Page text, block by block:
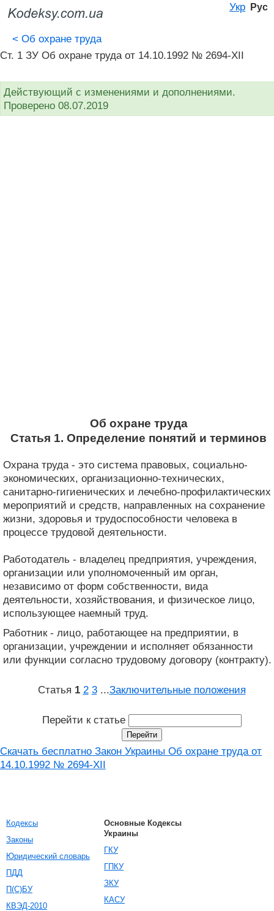
Укр Рус
< Об охране труда
Ст. 1 ЗУ Об охране труда от 14.10.1992 № 2694-XII
Действующий с изменениями и дополнениями.
Проверено 08.07.2019
Об охране труда
Статья 1. Определение понятий и терминов
Охрана труда - это система правовых, социально-
экономических, организационно-технических,
санитарно-гигиенических и лечебно-профилактических
мероприятий и средств, направленных на сохранение
жизни, здоровья и трудоспособности человека в
процессе трудовой деятельности.
Работодатель - владелец предприятия, учреждения,
организации или уполномоченный им орган,
независимо от форм собственности, вида
деятельности, хозяйствования, и физическое лицо,
использующее наемный труд.
Работник - лицо, работающее на предприятии, в
организации, учреждении и исполняет обязанности
или функции согласно трудовому договору (контракту).
Статья 1 2 3 ...Заключительные положения
Перейти к статье
Скачать бесплатно Закон Украины Об охране труда от
14.10.1992 № 2694-XII
Кодексы
Законы
Юридический словарь
ПДД
П(С)БУ
КВЭД-2010
Основные Кодексы
Украины
ГКУ
ГПКУ
ЗКУ
КАСУ